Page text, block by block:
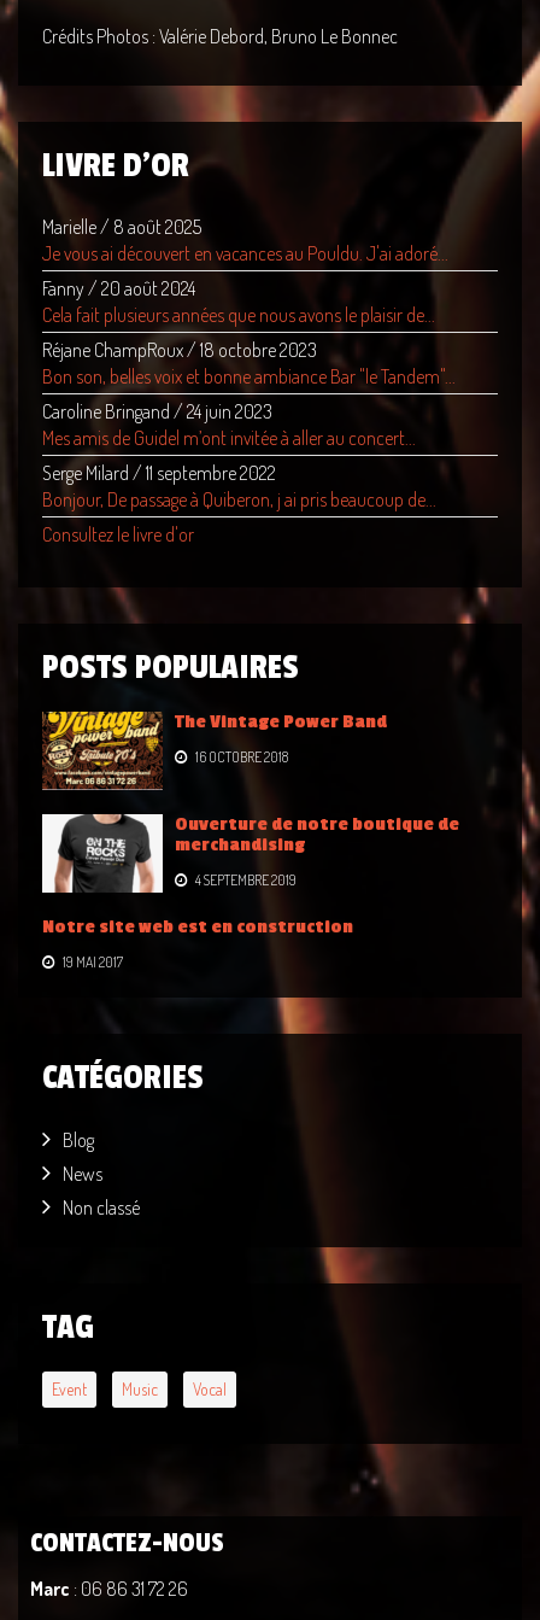
Crédits Photos : Valérie Debord, Bruno Le Bonnec
LIVRE D'OR
Marielle/ 8 août 2025
Je vous ai découvert en vacances au Pouldu. J'ai adoré...
Fanny/ 20 août 2024
Cela fait plusieurs années que nous avons le plaisir de...
Réjane ChampRoux/18 octobre 2023
Bon son, belles voix et bonne ambiance Bar "le Tandem"...
Caroline Bringand /24 juin 2023
Mes amis de Guidel m’ont invitée à aller au concert...
Serge Milard / 11 septembre 2022
Bonjour, De passage à Quiberon, j ai pris beaucoup de...
Consultez le livre d'or
POSTS POPULAIRES
The Vintage Power Band
16 OCTOBRE 2018
Ouverture de notre boutique de
merchandising
4 SEPTEMBRE 2019
Notre site web est en construction
19 MAI 2017
CATÉGORIES
Blog
News
Non classé
TAG
Event Music Vocal
CONTACTEZ-NOUS
Marc : 06 86 31 72 26